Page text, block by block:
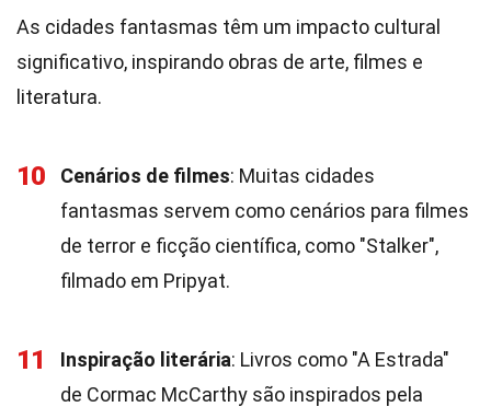
As cidades fantasmas têm um impacto cultural
significativo, inspirando obras de arte, filmes e
literatura.
10 Cenários de filmes: Muitas cidades
fantasmas servem como cenários para filmes
de terror e ficção científica, como "Stalker",
filmado em Pripyat.
11 Inspiração literária: Livros como "A Estrada"
de Cormac McCarthy são inspirados pela